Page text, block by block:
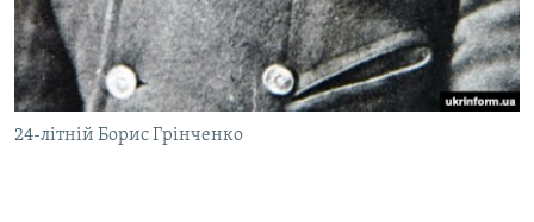
24-літній Борис Грінченко